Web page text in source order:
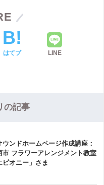
はてブ LINE
の記事
ウンドホームページ作成講座：
市 フラワーアレンジメント教室
ピオニー」さま